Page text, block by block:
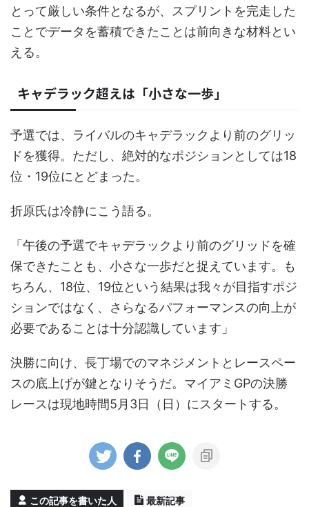
とって厳しい条件となるが、スプリントを完走した
ことでデータを蓄積できたことは前向きな材料とい
える。
キャデラック超えは「小さな一歩」
予選では、ライバルのキャデラックより前のグリッ
ドを獲得。ただし、絶対的なポジションとしては18
位・19位にとどまった。
折原氏は冷静にこう語る。
「午後の予選でキャデラックより前のグリッドを確
保できたことも、小さな一歩だと捉えています。も
ちろん、18位、19位という結果は我々が目指すポジ
ションではなく、さらなるパフォーマンスの向上が
必要であることは十分認識しています」
決勝に向け、長丁場でのマネジメントとレースペー
スの底上げが鍵となりそうだ。マイアミGPの決勝
レースは現地時間5月3日（日）にスタートする。
この記事を書いた人 最新記事